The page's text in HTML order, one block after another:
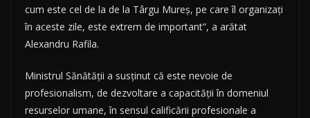
cum este cel de la de la Târgu Mureş, pe care îl organizaţi
în aceste zile, este extrem de important”, a arătat
Alexandru Rafila.
Ministrul Sănătăţii a susţinut că este nevoie de
profesionalism, de dezvoltare a capacităţii în domeniul
resurselor umane, în sensul calificării profesionale a